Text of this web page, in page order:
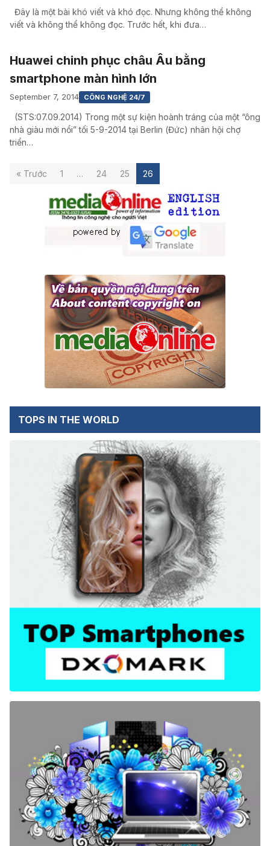
Đây là một bài khó viết và khó đọc. Nhưng không thể không
viết và không thể không đọc. Trước hết, khi đưa…
Huawei chinh phục châu Âu bằng
smartphone màn hình lớn
September 7, 2014 CÔNG NGHỆ 24/7
(STS:07.09.2014) Trong một sự kiện hoành tráng của một “ông
nhà giàu mới nổi” tối 5-9-2014 tại Berlin (Đức) nhân hội chợ
triển…
« Trước 1 … 24 25 26
TOPS IN THE WORLD